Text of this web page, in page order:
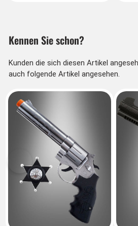
Kennen Sie schon?
Kunden die sich diesen Artikel
auch folgende Artikel angesehen.
Vorherige